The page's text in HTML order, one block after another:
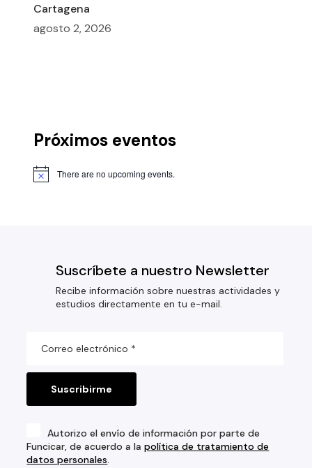
Cartagena
agosto 2, 2026
Próximos eventos
There are no upcoming events.
Suscríbete a nuestro Newsletter
Recibe información sobre nuestras actividades y
estudios directamente en tu e-mail.
Autorizo el envío de información por parte de
Funcicar, de acuerdo a lapolítica de tratamiento de
datos personales